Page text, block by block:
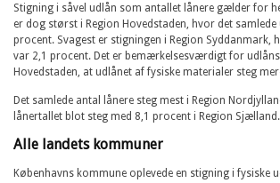
Stigning i såvel udlån som antallet lånere gælder for
er dog størst i Region Hovedstaden, hvor det samlede
procent. Svagest er stigningen i Region Syddanmark,
var 2,1 procent. Det er bemærkelsesværdigt for
Hovedstaden, at udlånet af fysiske materialer steg
Det samlede antal lånere steg mest i Region
lånertallet blot steg med 8,1 procent i Region Sjælland.
Alle landets kommuner
Københavns kommune oplevede en stigning i fysiske